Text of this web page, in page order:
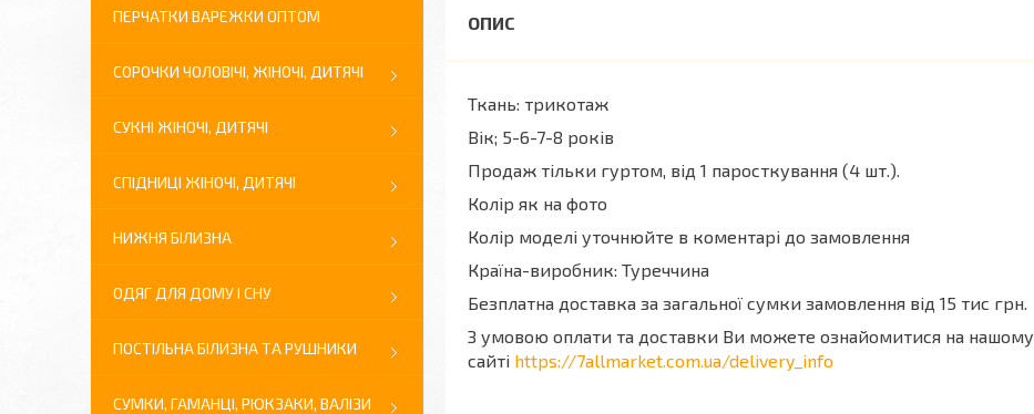
Ткань: трикотаж
Вік; 5-6-7-8 років
Продаж тільки гуртом, від 1 паросткування (4 шт.).
Колір як на фото
Колір моделі уточнюйте в коментарі до замовлення
Країна-виробник: Туреччина
Безплатна доставка за загальної сумки замовлення від 15 тис грн.
З умовою оплати та доставки Ви можете ознайомитися на нашому
сайті https://7allmarket.com.ua/delivery_info
ПЕРЧАТКИ ВАРЕЖКИ ОПТОМ
СОРОЧКИ ЧОЛОВІЧІ, ЖІНОЧІ, ДИТЯЧІ
СУКНІ ЖІНОЧІ, ДИТЯЧІ
СПІДНИЦІ ЖІНОЧІ, ДИТЯЧІ
НИЖНЯ БІЛИЗНА
ОДЯГ ДЛЯ ДОМУ І СНУ
ПОСТІЛЬНА БІЛИЗНА ТА РУШНИКИ
СУМКИ, ГАМАНЦІ, РЮКЗАКИ, ВАЛІЗИ